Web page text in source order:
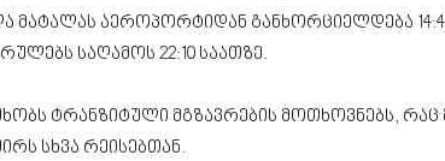
მატალას აეროპორტიდან განხორციელდება
საღამოს 22:10 საათზე.
ტრანზიტული მგზავრების მოთხოვნებს,
სხვა რეისებთან.